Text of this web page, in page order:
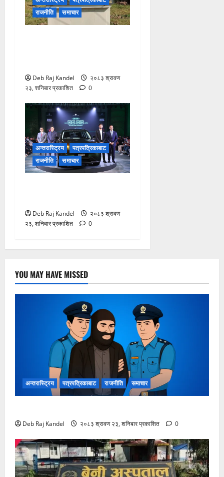
राजनीति
समाचार
Deb Raj Kandel
२०८३ श्रावण
२३, शनिबार प्रकाशित
0
अन्तरास्ट्रिय
पत्रपत्रिकाबाट
राजनीति
समाचार
Deb Raj Kandel
२०८३ श्रावण
२३, शनिबार प्रकाशित
0
YOU MAY HAVE MISSED
अन्तरास्ट्रिय पत्रपत्रिकाबाट राजनीति समाचार
Deb Raj Kandel २०८३ श्रावण २३, शनिबार प्रकाशित 0